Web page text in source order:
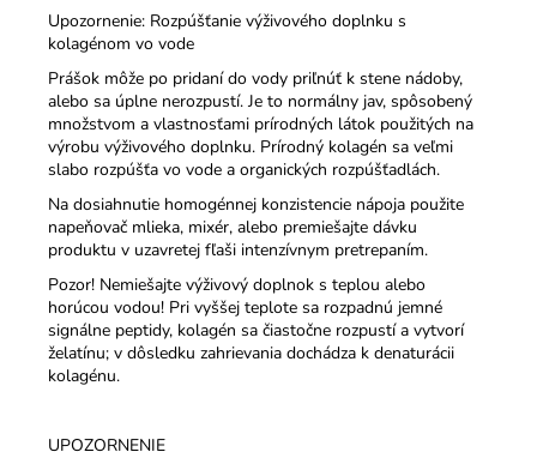
Upozornenie: Rozpúšťanie výživového doplnku s
kolagénom vo vode
Prášok môže po pridaní do vody priľnúť k stene nádoby,
alebo sa úplne nerozpustí. Je to normálny jav, spôsobený
množstvom a vlastnosťami prírodných látok použitých na
výrobu výživového doplnku. Prírodný kolagén sa veľmi
slabo rozpúšťa vo vode a organických rozpúšťadlách.
Na dosiahnutie homogénnej konzistencie nápoja použite
napeňovač mlieka, mixér, alebo premiešajte dávku
produktu v uzavretej fľaši intenzívnym pretrepaním.
Pozor! Nemiešajte výživový doplnok s teplou alebo
horúcou vodou! Pri vyššej teplote sa rozpadnú jemné
signálne peptidy, kolagén sa čiastočne rozpustí a vytvorí
želatínu; v dôsledku zahrievania dochádza k denaturácii
kolagénu.
UPOZORNENIE